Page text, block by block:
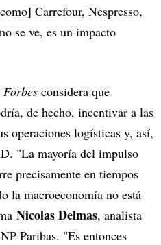
Carrefour, Nespresso,
se ve, es un impacto
Forbes considera que
de hecho, incentivar a las
operaciones logísticas y, así,
"La mayoría del impulso
precisamente en tiempos
la macroeconomía no está
Nicolas Delmas, analista
Paribas. "Es entonces